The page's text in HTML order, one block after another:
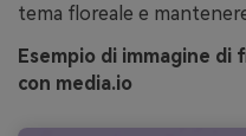
tema floreale e
Esempio di immagine
con media.io